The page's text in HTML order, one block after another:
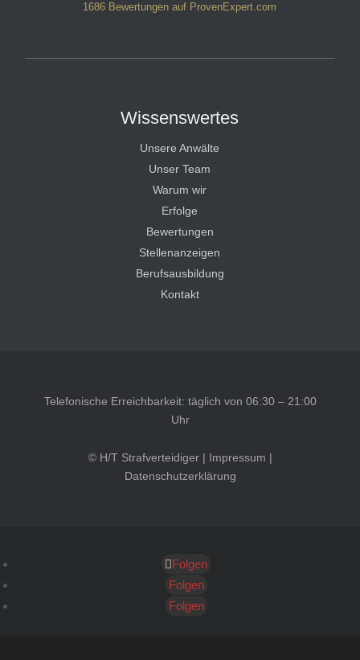
1686 Bewertungen auf ProvenExpert.com
Wissenswertes
Unsere Anwälte
Unser Team
Warum wir
Erfolge
Bewertungen
Stellenanzeigen
Berufsausbildung
Kontakt
Telefonische Erreichbarkeit: täglich von 06:30 – 21:00
Uhr
© H/T Strafverteidiger | Impressum |
Datenschutzerklärung
Folgen
Folgen
Folgen
Kundenbewertungen und Erfahrungen zu
SEHR GUT